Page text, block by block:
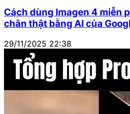
Cách dùng Imagen 4 miễn
chân thật bằng AI của
29/11/2025 22:38